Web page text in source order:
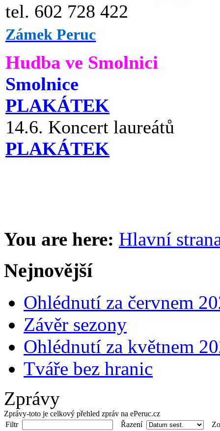
tel. 602 728 422
Zámek Peruc
Hudba ve Smolnici
Smolnice
PLAKÁTEK
14.6. Koncert laureátů
PLAKÁTEK
You are here: Hlavní
Nejnovější
Ohlédnutí za červnem
Závěr sezony
Ohlédnutí za květnem
Tváře bez hranic
Zprávy
Zprávy-toto je celkový přehled zpráv na ePeruc.cz
Filtr
Řazení